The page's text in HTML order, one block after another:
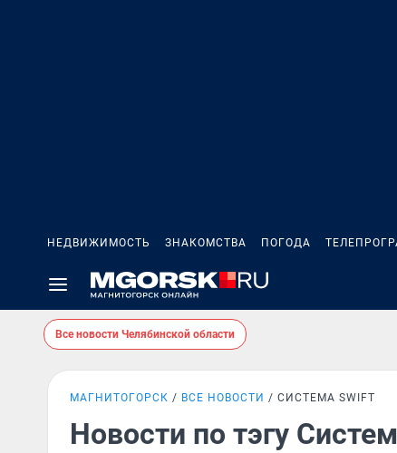
НЕДВИЖИМОСТЬ ЗНАКОМСТВА ПОГОДА
Все новости Челябинской области
МАГНИТОГОРСК ВСЕ НОВОСТИ СИСТЕМА SWIFT
Новости по тэгу